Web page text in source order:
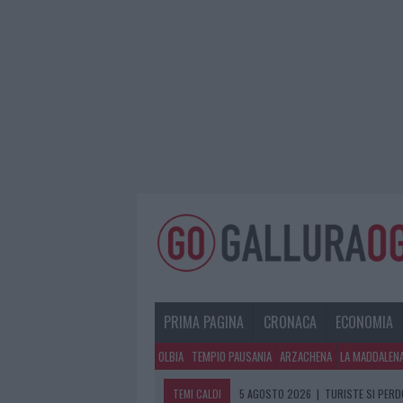
PRIMA PAGINA CRONACA ECONOMIA
OLBIA TEMPIO PAUSANIA ARZACHENA LA
TEMI CALDI 5 AGOSTO 2026 | TURISTE SI